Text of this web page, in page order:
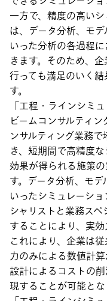
一方で、精度の高い
は、データ分析、モ
いった分析の各過程
きます。そのため、
行っても満足のいく
す。
「工程・ラインシミ
ビームコンサルティ
ンサルティング業務
き、短期間で高精度
効果が得られる施策
す。データ分析、モ
いったシミュレーシ
シャリストと業務ス
することにより、実
これにより、企業は
力のみによる数値計
設計によるコストの
現することが可能とな